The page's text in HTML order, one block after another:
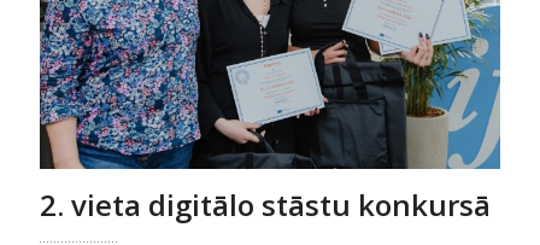
2. vieta digitālo stāstu konkursā